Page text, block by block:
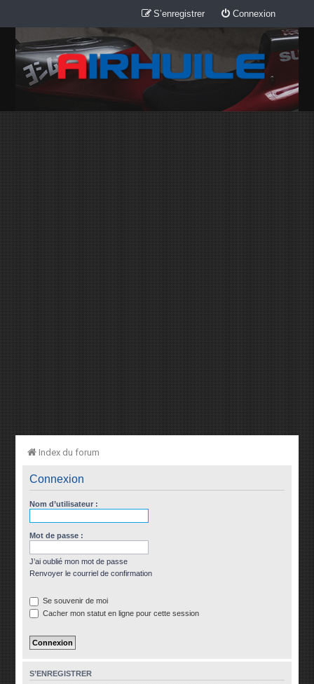
Connexion
S’enregistrer
Index du forum
Connexion
Nom d’utilisateur :
Mot de passe :
J’ai oublié mon mot de passe
Renvoyer le courriel de confirmation
Se souvenir de moi
Cacher mon statut en ligne pour cette session
S’ENREGISTRER